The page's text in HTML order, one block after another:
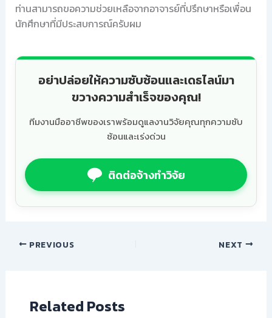
ท่านสามารถขอความช่วยเหลือจากอาจารย์ที่ปรึกษาหรือเพื่อน
นักศึกษาที่มีประสบการณ์ครับผม
อย่าปล่อยให้ความซับซ้อนและเดธไลน์มา
ขวางความสำเร็จของคุณ!
ทีมงานมืออาชีพของเราพร้อมดูแลงานวิจัยคุณทุกความซับ
ซ้อนและเร่งด่วน
ติดต่อจ้างทำวิจัย
PREVIOUS NEXT
Related Posts